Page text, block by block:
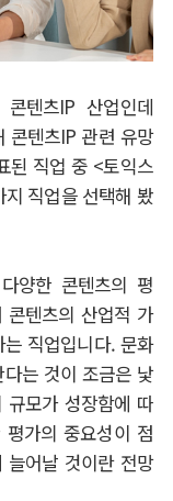
텐츠IP 산업인데
콘텐츠IP 관련 유망
된 직업 중 <토익스
직업을 선택해 봤
양한 콘텐츠의 평
텐츠의 산업적 가
직업입니다. 문화
는 것이 조금은 낯
모가 성장함에 따
가의 중요성이 점
어날 것이란 전망